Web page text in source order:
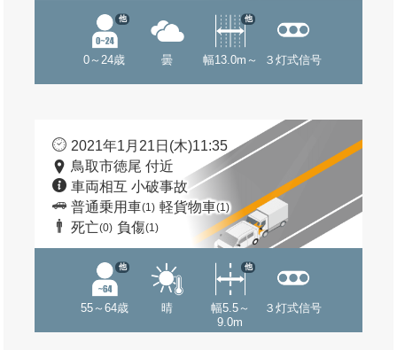
0～24歳
他
曇 幅13.0m～
他
３灯式信号
2021年1月21日(木)11:35
鳥取市徳尾 付近
車両相互 小破事故
普通乗用車(1) 軽貨物車(1)
死亡(0) 負傷(1)
55～64歳
他
晴
幅5.5～
9.0m
他
３灯式信号